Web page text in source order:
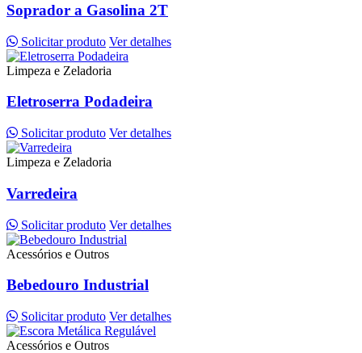
Soprador a Gasolina 2T
Solicitar produto Ver detalhes
Limpeza e Zeladoria
Eletroserra Podadeira
Solicitar produto Ver detalhes
Limpeza e Zeladoria
Varredeira
Solicitar produto Ver detalhes
Acessórios e Outros
Bebedouro Industrial
Solicitar produto Ver detalhes
Acessórios e Outros